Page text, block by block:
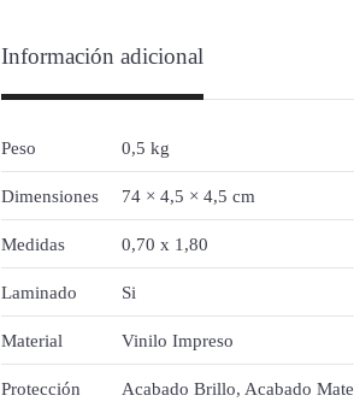
Información adicional
Peso 0,5 kg
Dimensiones 74 × 4,5 × 4,5 cm
Medidas 0,70 x 1,80
Laminado Si
Material Vinilo Impreso
Protección Acabado Brillo, Acabado Mate